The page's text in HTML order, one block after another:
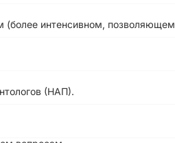
интенсивном, позволяющем
(НАП).